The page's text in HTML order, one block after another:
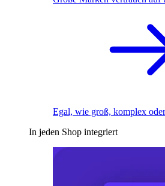
Egal, wie groß, komplex
In jeden Shop integriert